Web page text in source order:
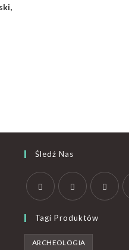
Śledź Nas
Tagi Produktów
ARCHEOLOGIA